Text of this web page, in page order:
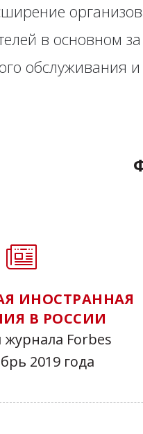
в основном
обслуживания
ИНОСТРАННАЯ
В РОССИИ
журнала Forbes
2019 года